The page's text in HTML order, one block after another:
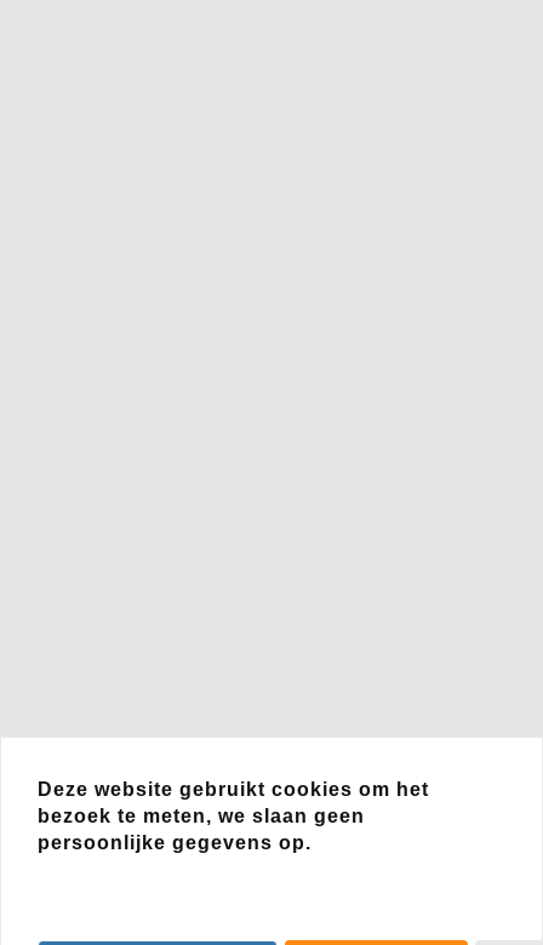
Deze website gebruikt cookies om het
bezoek te meten, we slaan geen
persoonlijke gegevens op.